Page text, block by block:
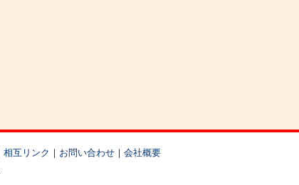
相互リンク ｜ お問い合わせ ｜ 会社概要